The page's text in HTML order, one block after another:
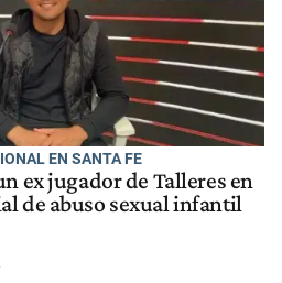
EN SANTA FE
ex jugador de Talleres en
de abuso sexual infantil